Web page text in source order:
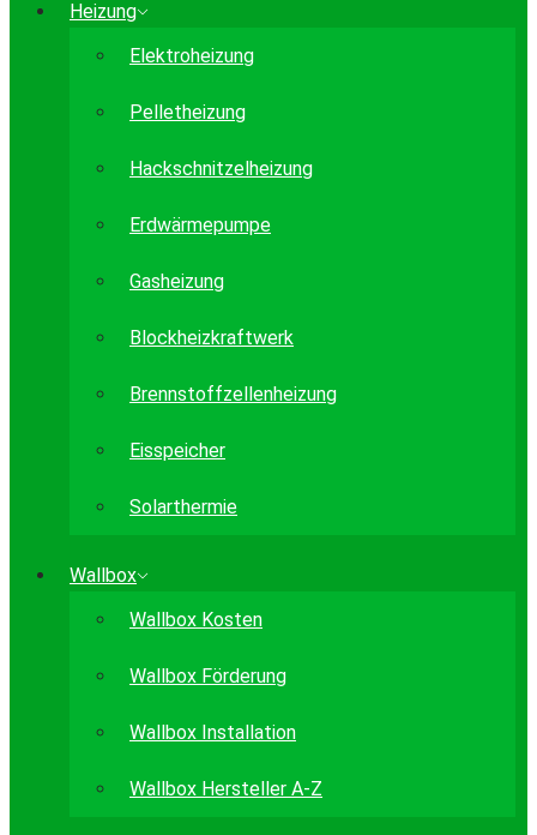
Heizung
Elektroheizung
Pelletheizung
Hackschnitzelheizung
Erdwärmepumpe
Gasheizung
Blockheizkraftwerk
Brennstoffzellenheizung
Eisspeicher
Solarthermie
Wallbox
Wallbox Kosten
Wallbox Förderung
Wallbox Installation
Wallbox Hersteller A-Z